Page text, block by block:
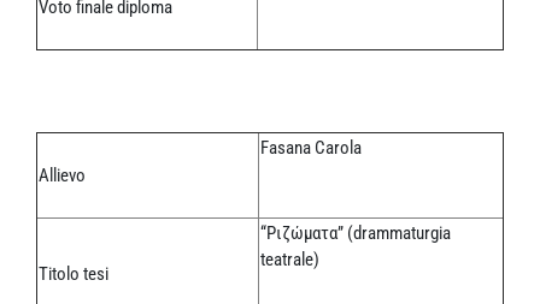
Voto finale diploma
Allievo
Fasana Carola
Titolo tesi
“Ριζώματα” (drammaturgia
teatrale)